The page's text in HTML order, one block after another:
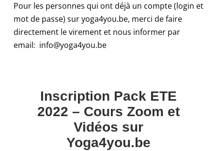
Pour les personnes qui ont déjà un compte (login et
mot de passe) sur yoga4you.be, merci de faire
directement le virement et nous informer par
email: info@yoga4you.be
Inscription Pack ETE
2022 – Cours Zoom et
Vidéos sur
Yoga4you.be